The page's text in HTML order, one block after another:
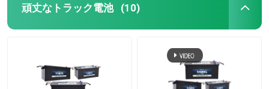
頑丈なトラック電池 (10)